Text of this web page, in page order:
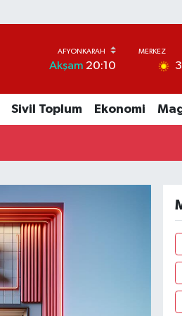
Akşam 20:10
Sivil Toplum Ekonomi